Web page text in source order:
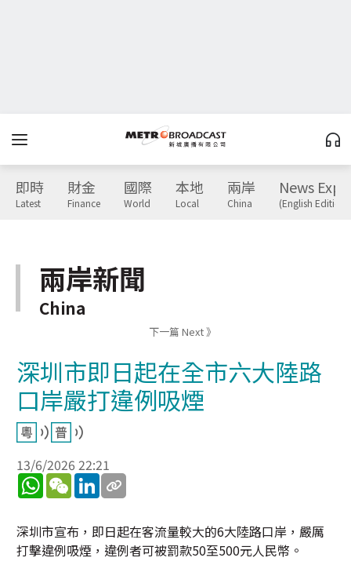
即時
Latest
財金
Finance
國際
World
本地
Local
兩岸
China
News
(English Edition)
兩岸新聞
China
下一篇 Next 》
深圳市即日起在全市六大陸路
口岸嚴打違例吸煙
13/6/2026 22:21
WhatsApp
WeChatLinkedIn
深圳市宣布，即日起在客流量較大的6大陸路口岸，嚴厲
打擊違例吸煙，違例者可被罰款50至500元人民幣。